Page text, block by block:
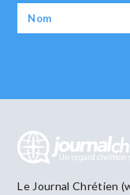
Le Journal Chrétien